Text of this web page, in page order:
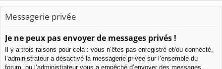
Messagerie privée
Je ne peux pas envoyer de messages privés !
Il y a trois raisons pour cela : vous n’êtes pas enregistré et/ou connecté,
l’administrateur a désactivé la messagerie privée sur l’ensemble du
forum, ou l’administrateur vous a empêché d’envoyer des messages.